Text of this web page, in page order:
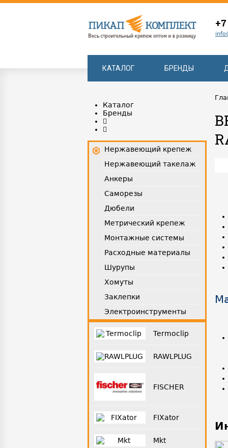
КАТАЛОГ БРЕНДЫ
Каталог
Бренды
Нержавеющий крепеж
Нержавеющий такелаж
Анкеры
Саморезы
Дюбели
Метрический крепеж
Монтажные системы
Расходные материалы
Шурупы
Хомуты
Заклепки
Электроинструменты
Termoclip
RAWLPLUG
FISCHER
FIXator
Mkt